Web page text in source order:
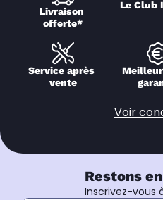
Livraison
offerte*
Le Club
Service après
vente
Voir
Restons
Inscrivez-vous